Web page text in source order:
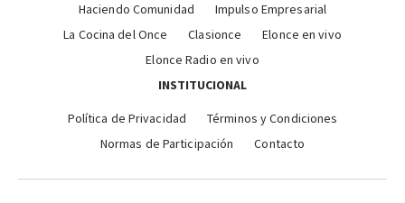
Haciendo Comunidad
Impulso Empresarial
La Cocina del Once
Clasionce
Elonce en vivo
Elonce Radio en vivo
INSTITUCIONAL
Política de Privacidad
Términos y Condiciones
Normas de Participación
Contacto